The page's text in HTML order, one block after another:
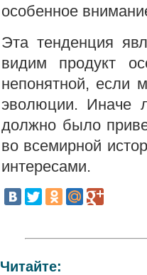
особенное
Эта тенденция
видим продукт
непонятной, если
эволюции. Иначе
должно было
во всемирной
интересами.
Читайте: